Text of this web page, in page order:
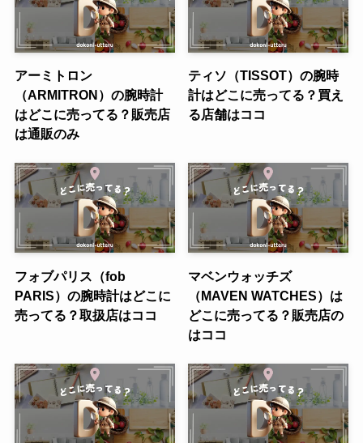
アーミトロン
（ARMITRON）の腕時計
はどこに売ってる？販売店
は通販のみ
ティソ（TISSOT）の腕時
計はどこに売ってる？買え
る店舗はココ
フォブパリス（fob
PARIS）の腕時計はどこに
売ってる？取扱店はココ
マベンウォッチズ
（MAVEN WATCHES）は
どこに売ってる？販売店の
はココ